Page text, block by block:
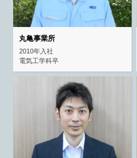
丸亀事業所
2010年入社
電気工学科卒